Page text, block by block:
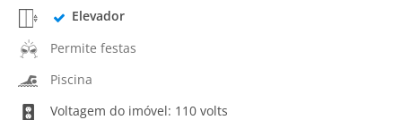
Elevador
Permite festas
Piscina
Voltagem do imóvel: 110 volts